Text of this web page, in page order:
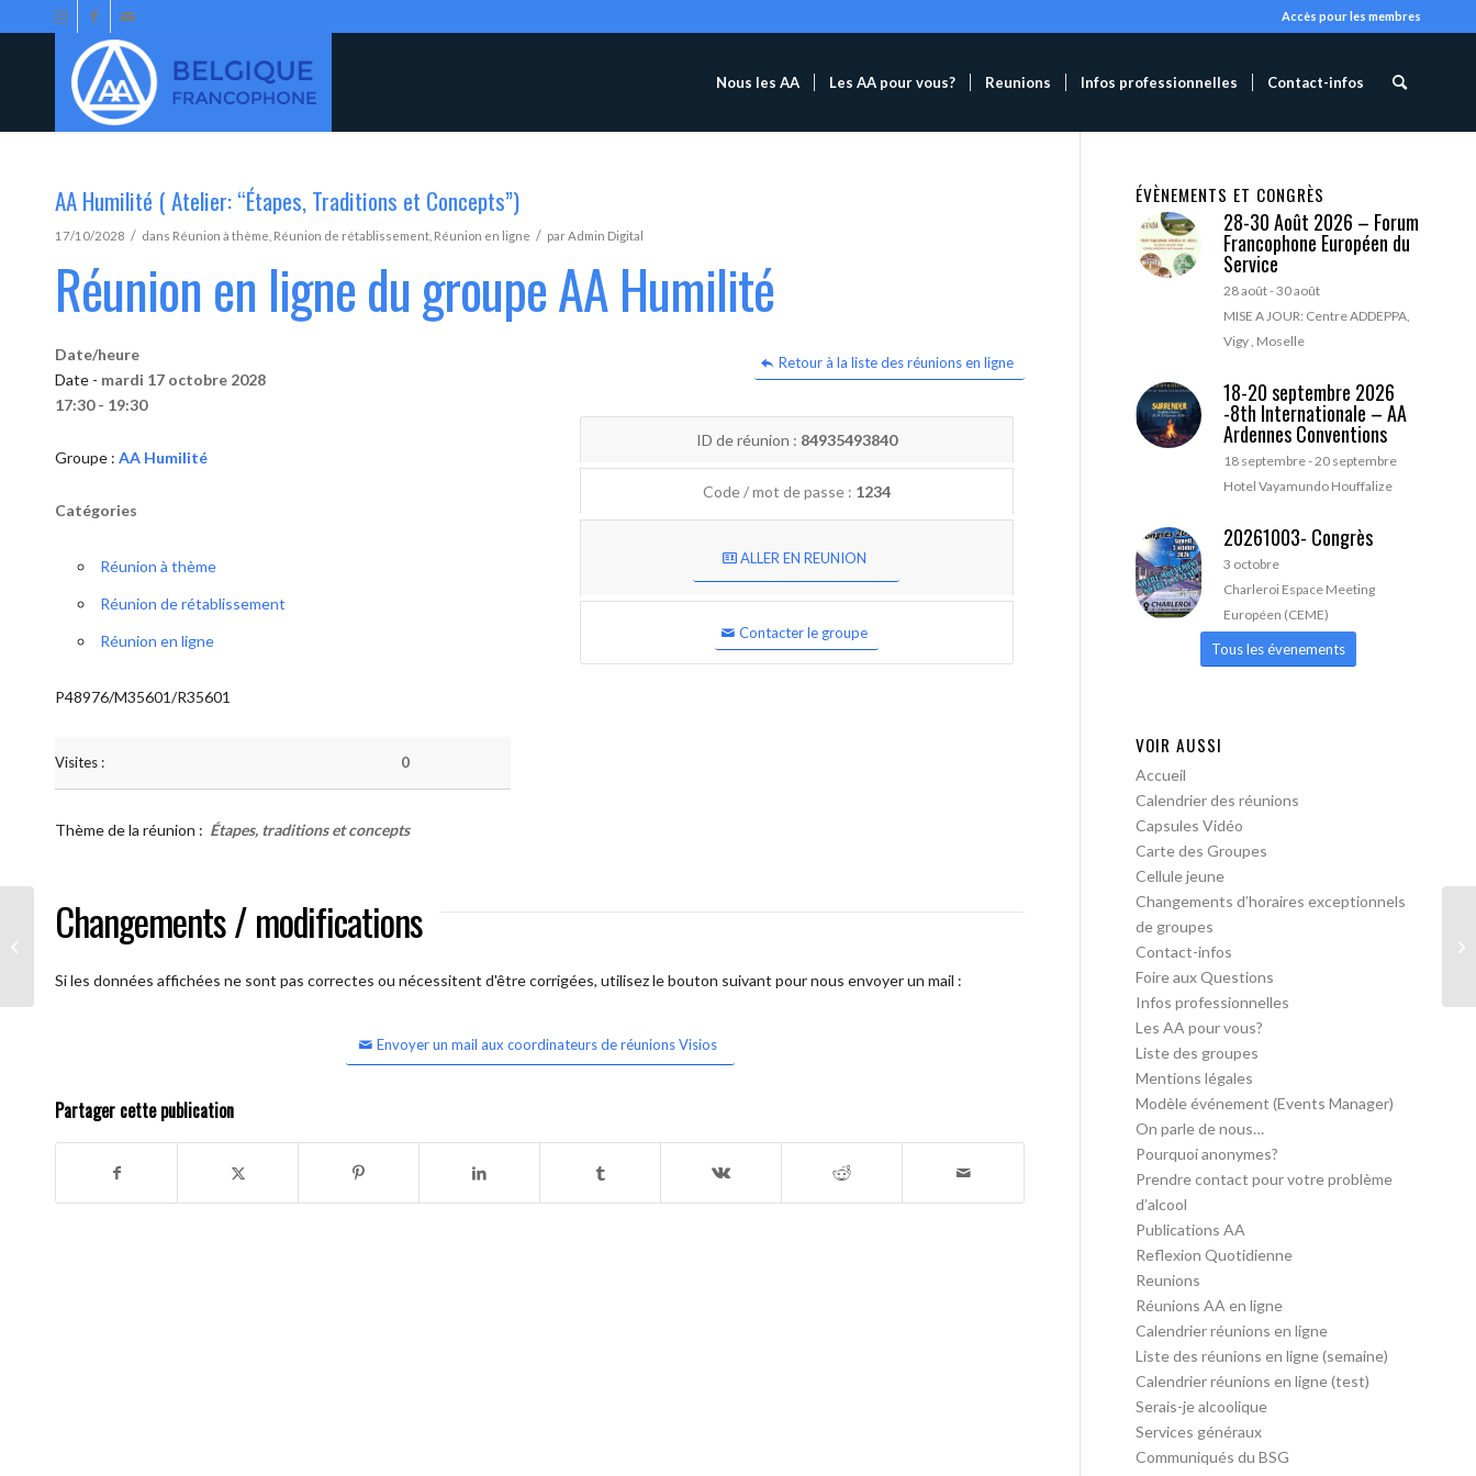
Accès pour les membres
Nous les AA Les AA pour vous? Reunions Infos professionnelles Contact-infos
AA Humilité ( Atelier: “Étapes, Traditions et Concepts”)
17/10/2028 / dans Réunion à thème Réunion de rétablissement Réunion en ligne / parAdmin Digital
Réunion en ligne du groupe AA Humilité
Retour à la liste des réunions en ligne
Date/heure
Date - mardi 17 octobre 2028
17:30 - 19:30
Groupe : AA Humilité
Catégories
Réunion à thème
Réunion de rétablissement
Réunion en ligne
P48976/M35601/R35601
Visites : 0
ID de réunion : 84935493840
Code / mot de passe : 1234
ALLER EN REUNION
Contacter le groupe
Thème de la réunion : Étapes, traditions et concepts
Changements / modifications
Si les données affichées ne sont pas correctes ou nécessitent d'être corrigées, utilisez le bouton suivant pour nous envoyer un mail :
Envoyer un mail aux coordinateurs de réunions Visios
Partager cette publication
ÉVÈNEMENTS ET CONGRÈS
28-30 Août 2026 – Forum
Francophone Européen du
Service
28 août-30 août
MISE A JOUR: Centre ADDEPPA,
Vigy , Moselle
18-20 septembre 2026
-8th Internationale – AA
Ardennes Conventions
18 septembre-20 septembre
Hotel Vayamundo Houffalize
20261003- Congrès
3 octobre
Charleroi Espace Meeting
Européen (CEME)
Tous les évenements
VOIR AUSSI
Accueil
Calendrier des réunions
Capsules Vidéo
Carte des Groupes
Cellule jeune
Changements d’horaires exceptionnels
de groupes
Contact-infos
Foire aux Questions
Infos professionnelles
Les AA pour vous?
Liste des groupes
Mentions légales
Modèle événement (Events Manager)
On parle de nous…
Pourquoi anonymes?
Prendre contact pour votre problème
d’alcool
Publications AA
Reflexion Quotidienne
Reunions
Réunions AA en ligne
Calendrier réunions en ligne
Liste des réunions en ligne (semaine)
Calendrier réunions en ligne (test)
Serais-je alcoolique
Services généraux
Communiqués du BSG
AA Humilité ( Atelier: “Étapes,